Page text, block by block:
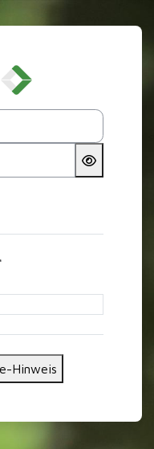
bei
Hinweis